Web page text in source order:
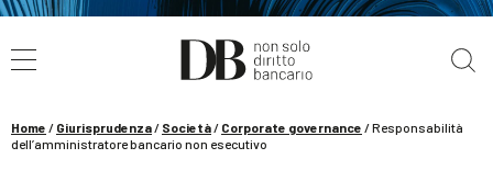
WEBINAR / 1° Ottobre
La riforma del sistema sanzionatorio del TUF
Home / Giurisprudenza/ Società/ Corporate governance /Responsabilità
dell’amministratore bancario non esecutivo